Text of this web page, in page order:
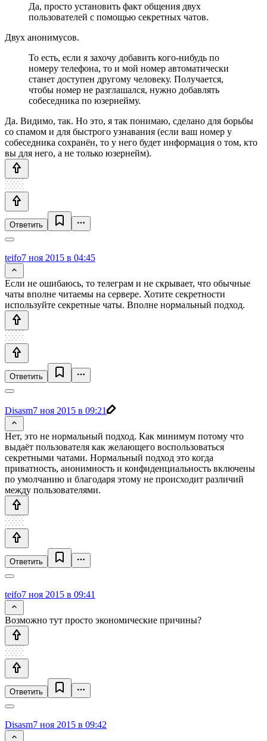
Да, просто установить факт общения двух
пользователей с помощью секретных чатов.
Двух анонимусов.
То есть, если я захочу добавить кого-нибудь по
номеру телефона, то и мой номер автоматически
станет доступен другому человеку. Получается,
чтобы номер не разглашался, нужно добавлять
собеседника по юзернейму.
Да. Видимо, так. Но это, я так понимаю, сделано для борьбы
со спамом и для быстрого узнавания (если ваш номер у
собеседника сохранён, то у него будет информация о том, кто
вы для него, а не только юзернейм).
Ответить
teifo7 ноя 2015 в 04:45
Если не ошибаюсь, то телеграм и не скрывает, что обычные
чаты вполне читаемы на сервере. Хотите секретности
используйте секретные чаты. Вполне нормальный подход.
Ответить
Disasm7 ноя 2015 в 09:21
Нет, это не нормальный подход. Как минимум потому что
выдаёт пользователя как желающего воспользоваться
секретными чатами. Нормальный подход это когда
приватность, анонимность и конфиденциальность включены
по умолчанию и благодаря этому не происходит различий
между пользователями.
Ответить
teifo7 ноя 2015 в 09:41
Возможно тут просто экономические причины?
Ответить
Disasm7 ноя 2015 в 09:42